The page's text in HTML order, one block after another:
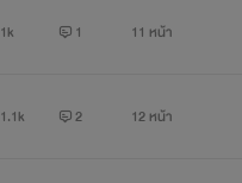
1k 1 11 หน้า
1.1k 2 12 หน้า